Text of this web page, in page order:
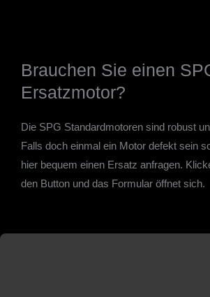
Brauchen Sie einen
Ersatzmotor?
Die SPG Standardmotoren sind robust
Falls doch einmal ein Motor defekt sein
hier bequem einen Ersatz anfragen.
den Button und das Formular öffnet sich.